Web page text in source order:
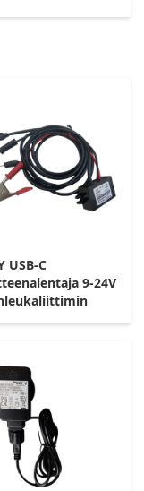
USB-C
9-24V